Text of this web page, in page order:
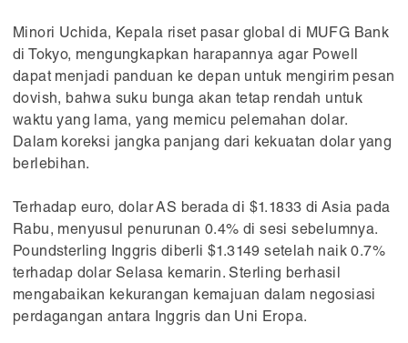
Minori Uchida, Kepala riset pasar global di MUFG Bank
di Tokyo, mengungkapkan harapannya agar Powell
dapat menjadi panduan ke depan untuk mengirim pesan
dovish, bahwa suku bunga akan tetap rendah untuk
waktu yang lama, yang memicu pelemahan dolar.
Dalam koreksi jangka panjang dari kekuatan dolar yang
berlebihan.
Terhadap euro, dolar AS berada di $1.1833 di Asia pada
Rabu, menyusul penurunan 0.4% di sesi sebelumnya.
Poundsterling Inggris diberli $1.3149 setelah naik 0.7%
terhadap dolar Selasa kemarin. Sterling berhasil
mengabaikan kekurangan kemajuan dalam negosiasi
perdagangan antara Inggris dan Uni Eropa.